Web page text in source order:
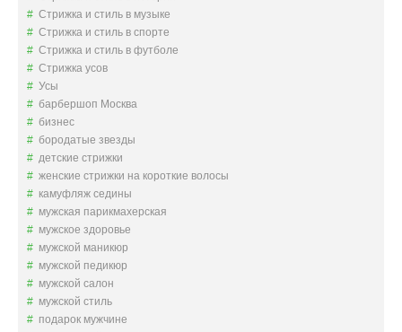
Стрижка и стиль в музыке
Стрижка и стиль в спорте
Стрижка и стиль в футболе
Стрижка усов
Усы
барбершоп Москва
бизнес
бородатые звезды
детские стрижки
женские стрижки на короткие волосы
камуфляж седины
мужская парикмахерская
мужское здоровье
мужской маникюр
мужской педикюр
мужской салон
мужской стиль
подарок мужчине